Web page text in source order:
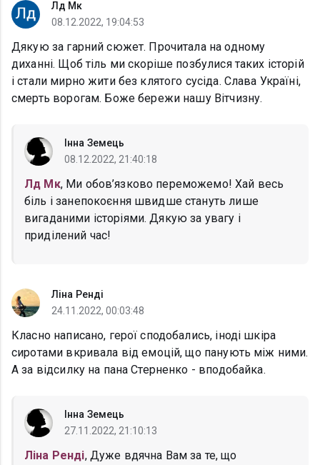
Лд Мк
08.12.2022, 19:04:53
Дякую за гарний сюжет. Прочитала на одному
диханні. Щоб тіль ми скоріше позбулися таких історій
і стали мирно жити без клятого сусіда. Слава Україні,
смерть ворогам. Боже бережи нашу Вітчизну.
Інна Земець
08.12.2022, 21:40:18
Лд Мк, Ми обов’язково переможемо! Хай весь
біль і занепокоєння швидше стануть лише
вигаданими історіями. Дякую за увагу і
приділений час!
Ліна Ренді
24.11.2022, 00:03:48
Класно написано, герої сподобались, іноді шкіра
сиротами вкривала від емоцій, що панують між ними.
А за відсилку на пана Стерненко - вподобайка.
Інна Земець
27.11.2022, 21:10:13
Ліна Ренді, Дуже вдячна Вам за те, що